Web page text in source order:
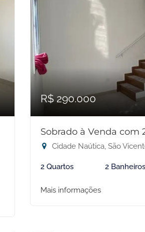
R$ 290.000
Sobrado à Venda com
Cidade Naútica, São
2 Quartos 2 Banheiros
Mais informações